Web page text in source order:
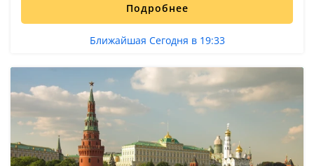
Подробнее
Ближайшая Сегодня в 19:33